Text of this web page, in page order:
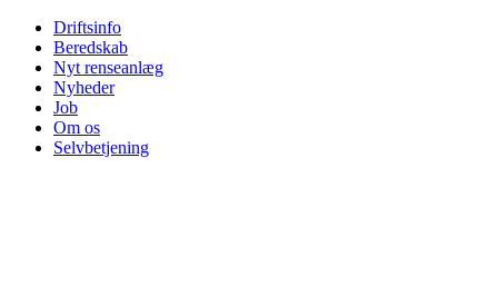
Driftsinfo
Beredskab
Nyt renseanlæg
Nyheder
Job
Om os
Selvbetjening